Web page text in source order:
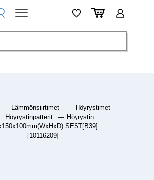
— Lämmönsiirtimet —
Höyrystimet
Höyrystinpatterit — Höyrystin
SEST[B39]
[10116209]